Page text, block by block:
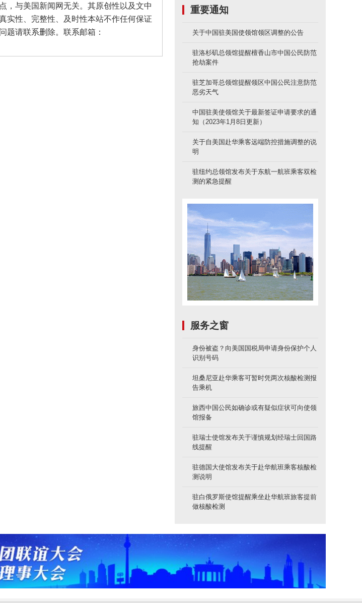
与美国新闻网无关。其原创性以及文中
实性、完整性、及时性本站不作任何保证
题请联系删除。联系邮箱：
重要通知
关于中国驻美国使领馆领区调整的公告
驻洛杉矶总领馆提醒檀香山市中国公民防范
抢劫案件
驻芝加哥总领馆提醒领区中国公民注意防范
恶劣天气
中国驻美使领馆关于最新签证申请要求的通
知（2023年1月8日更新）
关于自美国赴华乘客远端防控措施调整的说
明
驻纽约总领馆发布关于东航一航班乘客双检
测的紧急提醒
服务之窗
身份被盗？向美国国税局申请身份保护个人
识别号码
坦桑尼亚赴华乘客可暂时凭两次核酸检测报
告乘机
旅西中国公民如确诊或有疑似症状可向使领
馆报备
驻瑞士使馆发布关于谨慎规划经瑞士回国路
线提醒
驻德国大使馆发布关于赴华航班乘客核酸检
测说明
驻白俄罗斯使馆提醒乘坐赴华航班旅客提前
做核酸检测